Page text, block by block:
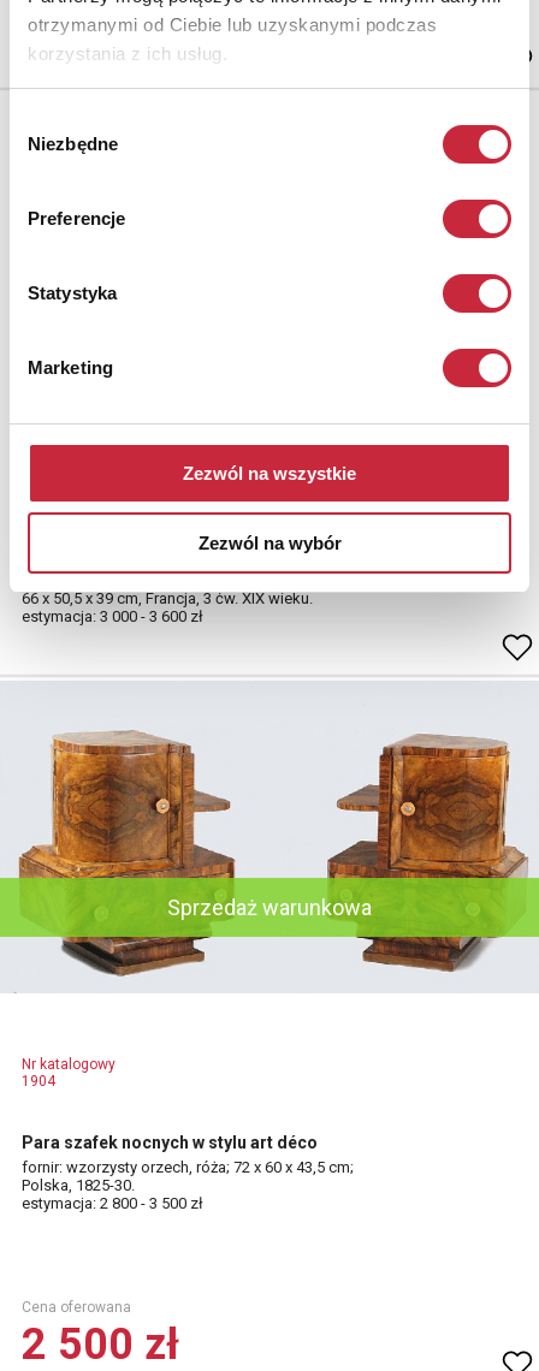
otrzymanymi od Ciebie lub uzyskanymi podczas
korzystania z ich usług.
zgody
Niezbędne
Preferencje
Statystyka
Marketing
Zezwól na wszystkie
Zezwól na wybór
85,8 x 45,2 x 35,5 cm, Europa Zachodnia (Włochy?), XIX w.
estymacja: 4 000 - 5 000 zł
66 x 50,5 x 39 cm, Francja, 3 ćw. XIX wieku.
estymacja: 3 000 - 3 600 zł
Sprzedaż warunkowa
Nr katalogowy
1904
Para szafek nocnych w stylu art déco
fornir: wzorzysty orzech, róża; 72 x 60 x 43,5 cm;
Polska, 1825-30.
estymacja: 2 800 - 3 500 zł
Cena oferowana
2 500 zł